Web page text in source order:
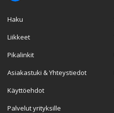
Haku
Liikkeet
Pikalinkit
Asiakastuki & Yhteystiedot
Käyttöehdot
Palvelut yrityksille